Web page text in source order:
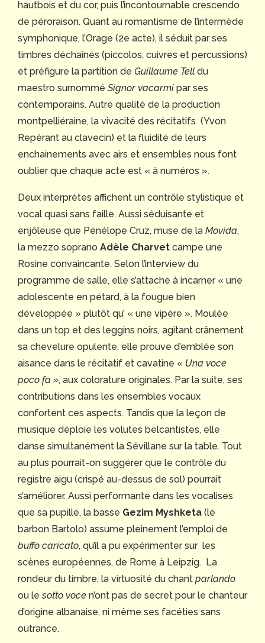
hautbois et du cor, puis l’incontournable crescendo
de péroraison. Quant au romantisme de l’intermède
symphonique, l’Orage (2e acte), il séduit par ses
timbres déchaînés (piccolos, cuivres et percussions)
et préfigure la partition de Guillaume Tell du
maestro surnommé Signor vacarmi par ses
contemporains. Autre qualité de la production
montpelliéraine, la vivacité des récitatifs (Yvon
Repérant au clavecin) et la fluidité de leurs
enchainements avec airs et ensembles nous font
oublier que chaque acte est « à numéros ».
Deux interprètes affichent un contrôle stylistique et
vocal quasi sans faille. Aussi séduisante et
enjôleuse que Pénélope Cruz, muse de la Movida,
la mezzo soprano Adèle Charvet campe une
Rosine convaincante. Selon l’interview du
programme de salle, elle s’attache à incarner « une
adolescente en pétard, à la fougue bien
développée » plutôt qu’ « une vipère ». Moulée
dans un top et des leggins noirs, agitant crânement
sa chevelure opulente, elle prouve d’emblée son
aisance dans le récitatif et cavatine « Una voce
poco fa », aux colorature originales. Par la suite, ses
contributions dans les ensembles vocaux
confortent ces aspects. Tandis que la leçon de
musique déploie les volutes belcantistes, elle
danse simultanément la Sévillane sur la table. Tout
au plus pourrait-on suggérer que le contrôle du
registre aigu (crispé au-dessus de sol) pourrait
s’améliorer. Aussi performante dans les vocalises
que sa pupille, la basse Gezim Myshketa (le
barbon Bartolo) assume pleinement l’emploi de
buffo caricato, qu’il a pu expérimenter sur les
scènes européennes, de Rome à Leipzig. La
rondeur du timbre, la virtuosité du chant parlando
ou lesotto voce n’ont pas de secret pour le chanteur
d’origine albanaise, ni même ses facéties sans
outrance.